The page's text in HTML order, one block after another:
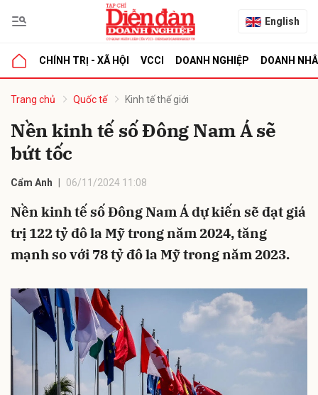
English
CHÍNH TRỊ - XÃ HỘI VCCI DOANH NGHIỆP DOANH
Trang chủ Quốc tế Kinh tế thế giới
Nền kinh tế số Đông Nam Á sẽ
bứt tốc
Cẩm Anh 06/11/2024 11:08
Nền kinh tế số Đông Nam Á dự kiến sẽ đạt giá
trị 122 tỷ đô la Mỹ trong năm 2024, tăng
mạnh so với 78 tỷ đô la Mỹ trong năm 2023.
luận
Hủy